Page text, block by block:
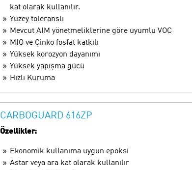
kat olarak kullanılır.
Yüzey toleranslı
Mevcut AIM yönetmeliklerine göre uyumlu VOC
MIO ve Çinko fosfat katkılı
Yüksek korozyon dayanımı
Yüksek yapışma gücü
Hızlı Kuruma
CARBOGUARD 616ZP
Özellikler:
Ekonomik kullanıma uygun epoksi
Astar veya ara kat olarak kullanılır